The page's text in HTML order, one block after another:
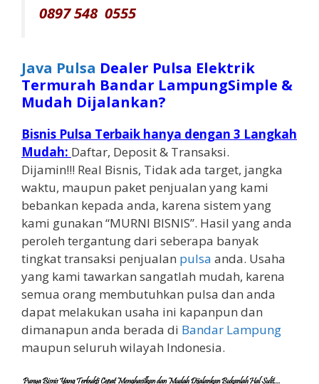
0897 548 0555
Java Pulsa Dealer Pulsa Elektrik
Termurah Bandar LampungSimple &
Mudah Dijalankan?
Bisnis Pulsa Terbaik hanya dengan 3 Langkah
Mudah: Daftar, Deposit & Transaksi.
Dijamin!!! Real Bisnis, Tidak ada target, jangka
waktu, maupun paket penjualan yang kami
bebankan kepada anda, karena sistem yang
kami gunakan “MURNI BISNIS”. Hasil yang anda
peroleh tergantung dari seberapa banyak
tingkat transaksi penjualan pulsa anda. Usaha
yang kami tawarkan sangatlah mudah, karena
semua orang membutuhkan pulsa dan anda
dapat melakukan usaha ini kapanpun dan
dimanapun anda berada di Bandar Lampung
maupun seluruh wilayah Indonesia.